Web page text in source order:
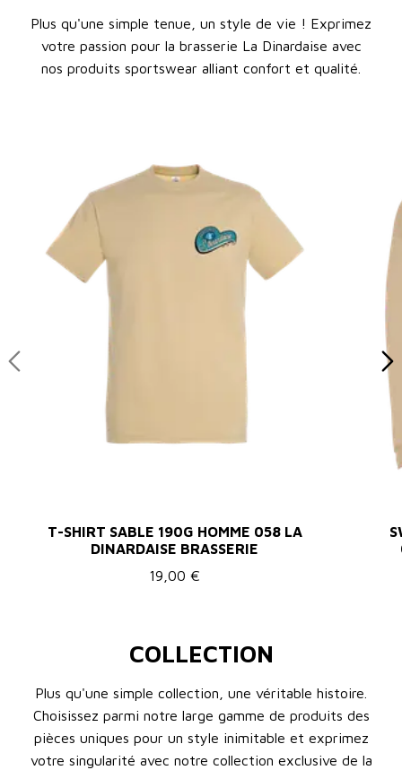
Plus qu'une simple tenue, un style de vie ! Exprimez
votre passion pour la brasserie La Dinardaise avec
nos produits sportswear alliant confort et qualité.
T-SHIRT SABLE 190G HOMME 058 LA
DINARDAISE BRASSERIE
19,00 €
COLLECTION
Plus qu'une simple collection, une véritable histoire.
Choisissez parmi notre large gamme de produits des
pièces uniques pour un style inimitable et exprimez
votre singularité avec notre collection exclusive de la